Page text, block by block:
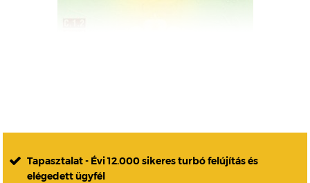
Tapasztalat - Évi 12.000 sikeres turbó felújítás és
elégedett ügyfél